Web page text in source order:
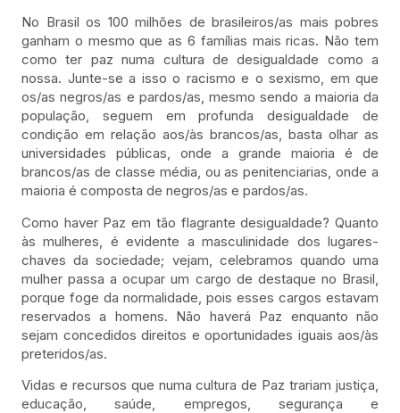
No Brasil os 100 milhões de brasileiros/as mais pobres
ganham o mesmo que as 6 famílias mais ricas. Não tem
como ter paz numa cultura de desigualdade como a
nossa. Junte-se a isso o racismo e o sexismo, em que
os/as negros/as e pardos/as, mesmo sendo a maioria da
população, seguem em profunda desigualdade de
condição em relação aos/às brancos/as, basta olhar as
universidades públicas, onde a grande maioria é de
brancos/as de classe média, ou as penitenciarias, onde a
maioria é composta de negros/as e pardos/as.
Como haver Paz em tão flagrante desigualdade? Quanto
às mulheres, é evidente a masculinidade dos lugares-
chaves da sociedade; vejam, celebramos quando uma
mulher passa a ocupar um cargo de destaque no Brasil,
porque foge da normalidade, pois esses cargos estavam
reservados a homens. Não haverá Paz enquanto não
sejam concedidos direitos e oportunidades iguais aos/às
preteridos/as.
Vidas e recursos que numa cultura de Paz trariam justiça,
educação, saúde, empregos, segurança e